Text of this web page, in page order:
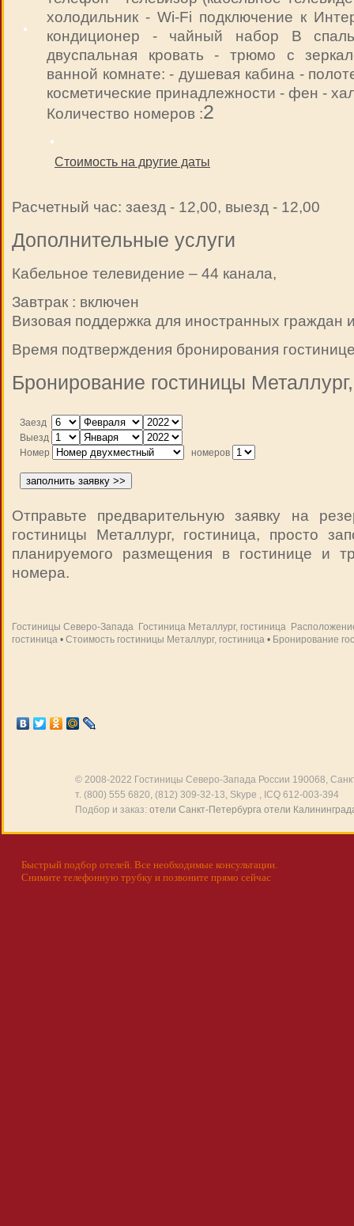
холодильник - Wi-Fi подключение к
кондиционер - чайный набор В
двуспальная кровать - трюмо с
ванной комнате: - душевая кабина -
косметические принадлежности - фен -
Количество номеров :2
Стоимость на другие даты
Расчетный час: заезд - 12,00, выезд - 12,00
Дополнительные услуги
Кабельное телевидение – 44 канала,
Завтрак : включен
Визовая поддержка для иностранных граждан
Время подтверждения бронирования
Бронирование гостиницы
Заезд
Выезд
Номер
номеров
Отправьте предварительную заявку на
гостиницы Металлург, гостиница, просто
планируемого размещения в гостинице и
номера.
Гостиницы Северо-Запада Гостиница Металлург, гостиница
гостиница • Стоимость гостиницы Металлург, гостиница • Бронирование
© 2008-2022 Гостиницы Северо-Запада России 190068,
т. (800) 555 6820, (812) 309-32-13, Skype , ICQ 612-003-394
Подбор и заказ: отели Санкт-Петербурга отели
Быстрый подбор отелей. Все необходимые консультации.
Снимите телефонную трубку и позвоните прямо сейчас